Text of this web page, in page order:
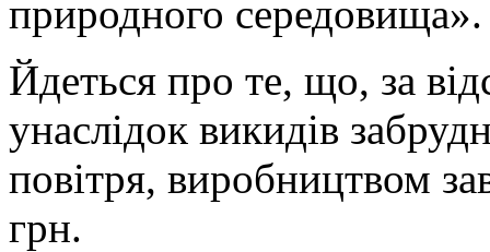
природного середовища».
Йдеться про те, що, за
унаслідок викидів
повітря, виробництвом
грн.